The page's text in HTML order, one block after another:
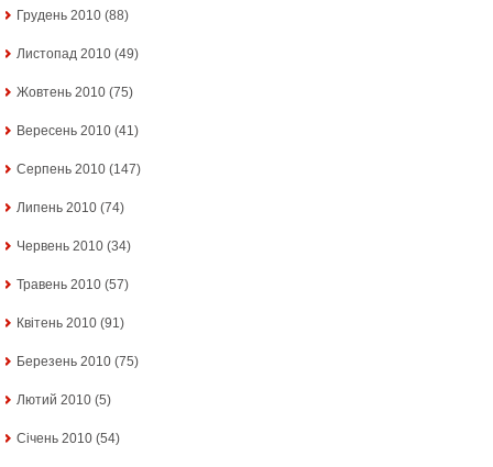
Грудень 2010 (88)
Листопад 2010 (49)
Жовтень 2010 (75)
Вересень 2010 (41)
Серпень 2010 (147)
Липень 2010 (74)
Червень 2010 (34)
Травень 2010 (57)
Квітень 2010 (91)
Березень 2010 (75)
Лютий 2010 (5)
Січень 2010 (54)